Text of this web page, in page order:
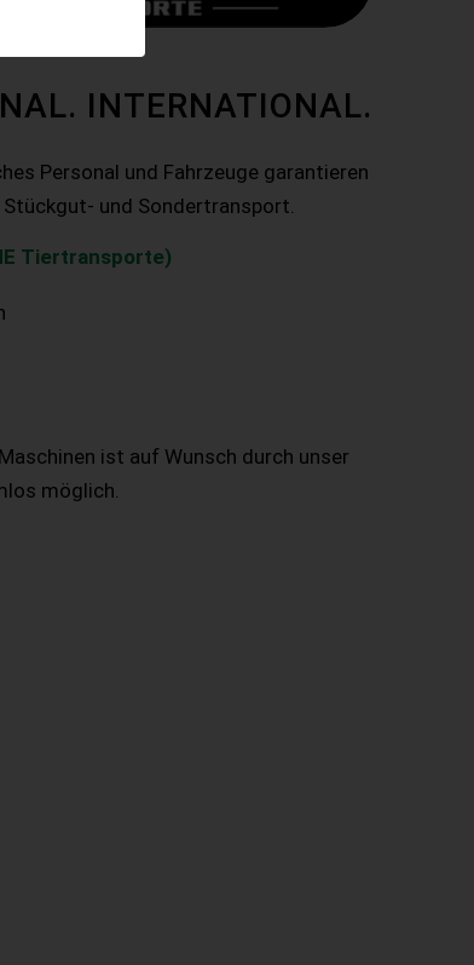
INTERNATIONAL.
Personal und Fahrzeuge garantieren
und Sondertransport.
Tiertransporte)
ist auf Wunsch durch unser
möglich.